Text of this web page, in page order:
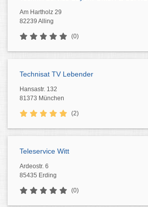
Am Hartholz 29
82239 Alling
(0)
Technisat TV Lebender
Hansastr. 132
81373 München
(2)
Teleservice Witt
Ardeostr. 6
85435 Erding
(0)